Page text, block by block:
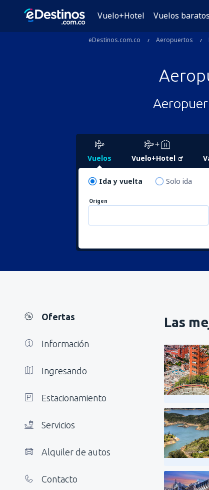
Vuelo+Hotel Vuelos baratos
eDestinos.com.co Aeropuertos
Vuelos Vuelo+Hotel
Ida y vuelta Solo ida
Origen
Ofertas
Información
Ingresando
Estacionamiento
Servicios
Alquiler de autos
Contacto
Las